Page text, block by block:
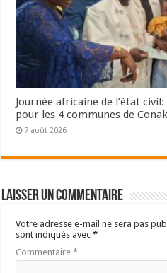
Journée africaine de l’état
pour les 4 communes de
7 août 2026
Laisser un commentaire
Votre adresse e-mail ne sera pas
sont indiqués avec*
Commentaire*